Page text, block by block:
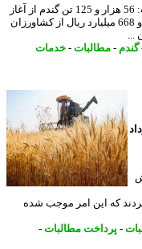
مدیرکل غله و خدمات بازرگانی استان سمنان گفت: 56 هزار و 125 تن گندم از آغاز
فصل خرید تضمینی گندم تاکنون به ارزش 27 هزار و 668 میلیارد ریال از کشاورزان
-مطالبات-خدمات
کردند که این امر موجب شده
پرداخت مطالبات-